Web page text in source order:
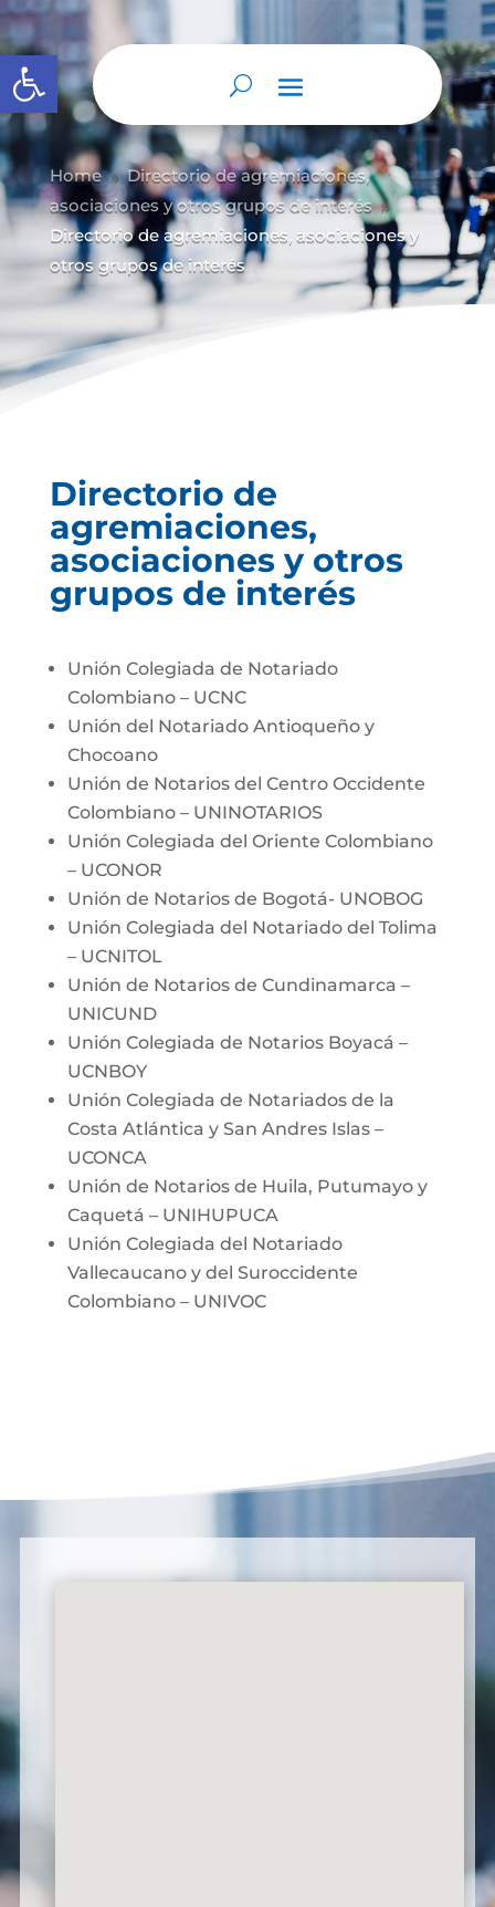
Abrir barra de herramientas
Home 9 Directorio de agremiaciones,
asociaciones y otros grupos de interés 9
Directorio de agremiaciones, asociaciones y
otros grupos de interés
Directorio de
agremiaciones,
asociaciones y otros
grupos de interés
Unión Colegiada de Notariado
Colombiano – UCNC
Unión del Notariado Antioqueño y
Chocoano
Unión de Notarios del Centro Occidente
Colombiano – UNINOTARIOS
Unión Colegiada del Oriente Colombiano
– UCONOR
Unión de Notarios de Bogotá- UNOBOG
Unión Colegiada del Notariado del Tolima
– UCNITOL
Unión de Notarios de Cundinamarca –
UNICUND
Unión Colegiada de Notarios Boyacá –
UCNBOY
Unión Colegiada de Notariados de la
Costa Atlántica y San Andres Islas –
UCONCA
Unión de Notarios de Huila, Putumayo y
Caquetá – UNIHUPUCA
Unión Colegiada del Notariado
Vallecaucano y del Suroccidente
Colombiano – UNIVOC